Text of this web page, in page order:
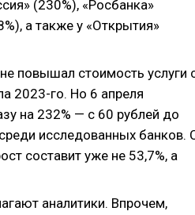
(230%), «Росбанка»
а также у «Открытия»
повышал стоимость услуги
2023-го. Но 6 апреля
на 232% — с 60 рублей до
исследованных банков.
составит уже не 53,7%, а
аналитики. Впрочем,